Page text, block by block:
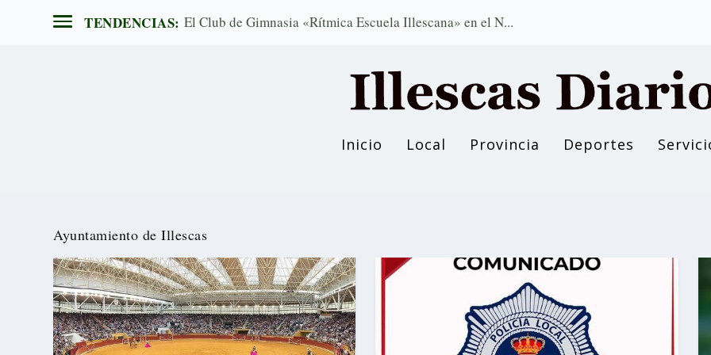
TENDENCIAS: El Club de Gimnasia «Rítmica Escuela Illescana» en el N...
Inicio Local Provincia Deportes
Ayuntamiento de Illescas